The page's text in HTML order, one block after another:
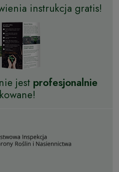
instrukcja gratis!
jest profesjonalnie